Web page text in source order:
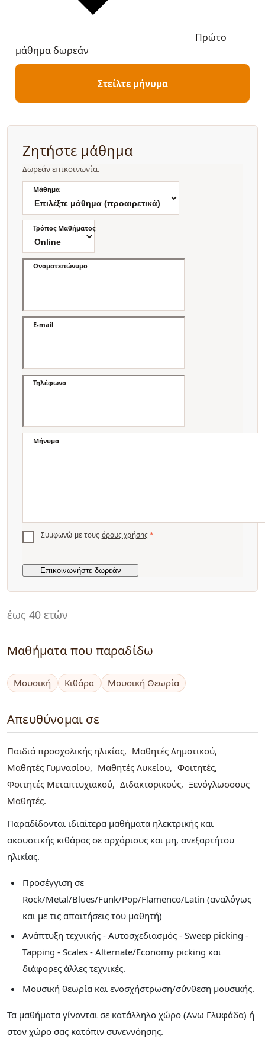
έως 40 ετών
Μαθήματα που παραδίδω
Μουσική Κιθάρα Μουσική Θεωρία
Απευθύνομαι σε
Παιδιά προσχολικής ηλικίας
Μαθητές Δημοτικού
Μαθητές Γυμνασίου
Μαθητές Λυκείου
Φοιτητές
Φοιτητές Μεταπτυχιακού
Διδακτορικούς
Ξενόγλωσσους
Μαθητές
Παραδίδονται ιδιαίτερα μαθήματα ηλεκτρικής και
ακουστικής κιθάρας σε αρχάριους και μη, ανεξαρτήτου
ηλικίας.
Προσέγγιση σε
Rock/Metal/Blues/Funk/Pop/Flamenco/Latin (αναλόγως
και με τις απαιτήσεις του μαθητή)
Ανάπτυξη τεχνικής - Αυτοσχεδιασμός - Sweep picking -
Tapping - Scales - Alternate/Economy picking και
διάφορες άλλες τεχνικές.
Μουσική θεωρία και ενοσχήστρωση/σύνθεση μουσικής.
Τα μαθήματα γίνονται σε κατάλληλo χώρο (Ανω Γλυφάδα) ή
στον χώρο σας κατόπιν συνεννόησης.
Πρώτο
μάθημα δωρεάν
Στείλτε μήνυμα
Ζητήστε μάθημα
Δωρεάν επικοινωνία.
Μάθημα
Τρόπος Μαθήματος
Ονοματεπώνυμο
E-mail
Τηλέφωνο
Μήνυμα
Συμφωνώ με τους όρους χρήσης *